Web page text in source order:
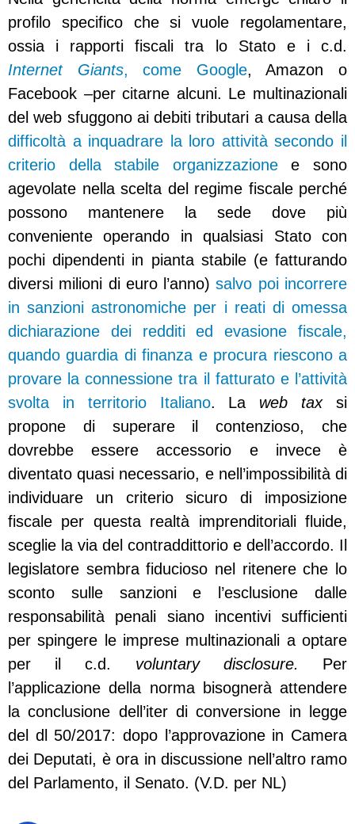
profilo specifico che si vuole regolamentare,
ossia i rapporti fiscali tra lo Stato e i c.d.
Internet Giants, come Google, Amazon o
Facebook –per citarne alcuni. Le multinazionali
del web sfuggono ai debiti tributari a causa della
difficoltà a inquadrare la loro attività secondo il
criterio della stabile organizzazionee sono
agevolate nella scelta del regime fiscale perché
possono mantenere la sede dove più
conveniente operando in qualsiasi Stato con
pochi dipendenti in pianta stabile (e fatturando
diversi milioni di euro l’anno)salvo poi incorrere
in sanzioni astronomiche per i reati di omessa
dichiarazione dei redditi ed evasione fiscale,
quando guardia di finanza e procura riescono a
provare la connessione tra il fatturato e l’attività
svolta in territorio Italiano. La web taxsi
propone di superare il contenzioso, che
dovrebbe essere accessorio e invece è
diventato quasi necessario, e nell’impossibilità di
individuare un criterio sicuro di imposizione
fiscale per questa realtà imprenditoriali fluide,
sceglie la via del contraddittorio e dell’accordo. Il
legislatore sembra fiducioso nel ritenere che lo
sconto sulle sanzioni e l’esclusione dalle
responsabilità penali siano incentivi sufficienti
per spingere le imprese multinazionali a optare
per il c.d. voluntary disclosure. Per
l’applicazione della norma bisognerà attendere
la conclusione dell’iter di conversione in legge
del dl 50/2017: dopo l’approvazione in Camera
dei Deputati, è ora in discussione nell’altro ramo
del Parlamento, il Senato. (V.D. per NL)